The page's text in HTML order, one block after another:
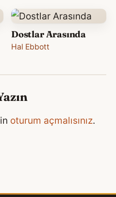
Dostlar Arasında
Hal Ebbott
oturum açmalısınız.